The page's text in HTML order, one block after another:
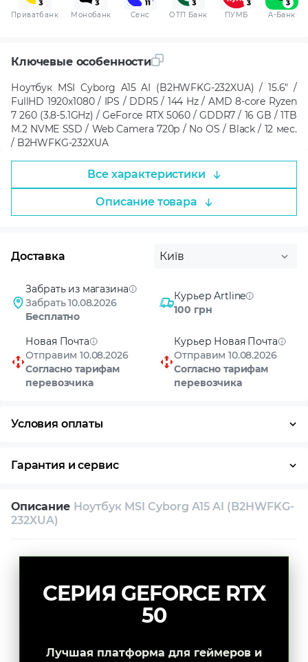
Приватбанк Монобанк Сенс ОТП Банк ПУМБ A-Банк
Ключевые особенности
Ноутбук MSI Cyborg A15 AI (B2HWFKG-232XUA) / 15.6" /
FullHD 1920x1080 / IPS / DDR5 / 144 Hz / AMD 8-core Ryzen
7 260 (3.8-5.1GHz) / GeForce RTX 5060 / GDDR7 / 16 GB / 1TB
M.2 NVME SSD / Web Camera 720p / No OS / Black / 12 мес.
/ B2HWFKG-232XUA
Все характеристики
Описание товара
Доставка Київ
Забрать из магазина
Забрать 10.08.2026
Бесплатно
Курьер Artline
100 грн
Новая Почта
Отправим 10.08.2026
Согласно тарифам
перевозчика
Курьер Новая Почта
Отправим 10.08.2026
Согласно тарифам
перевозчика
Условия оплаты
Гарантия и сервис
Возврат и обмен в течение 14 дней
Описание Ноутбук MSI Cyborg A15 AI (B2HWFKG-
232XUA)
СЕРИЯ GEFORCE RTX
50
Лучшая платформа для геймеров и